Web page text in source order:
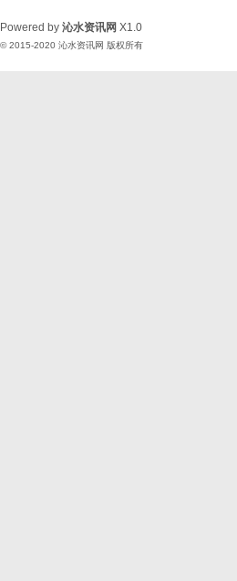
Powered by 沁水资讯网 X1.0
© 2015-2020 沁水资讯网 版权所有